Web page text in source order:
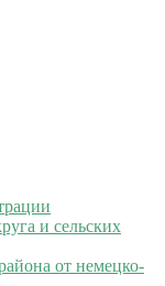
и сельских
от немецко-